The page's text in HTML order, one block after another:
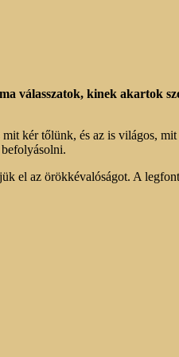
válasszatok, kinek akartok
kér tőlünk, és az is világos,
el az örökkévalóságot. A